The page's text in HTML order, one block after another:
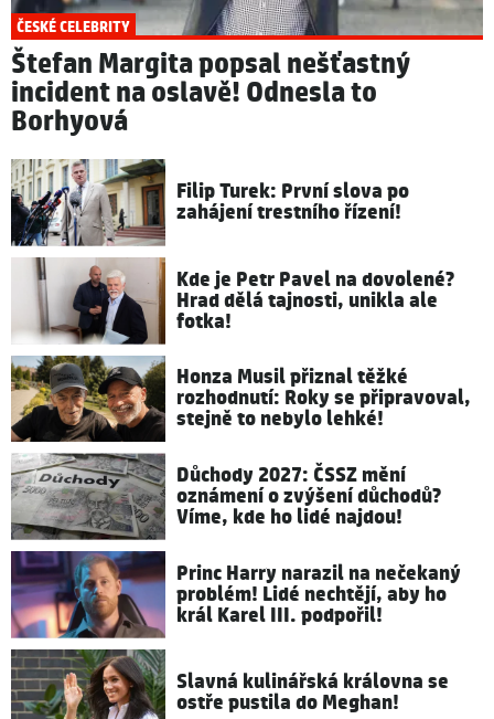
ČESKÉ CELEBRITY
Štefan Margita popsal nešťastný
incident na oslavě! Odnesla to
Borhyová
Filip Turek: První slova po
zahájení trestního řízení!
Kde je Petr Pavel na dovolené?
Hrad dělá tajnosti, unikla ale
fotka!
Honza Musil přiznal těžké
rozhodnutí: Roky se připravoval,
stejně to nebylo lehké!
Důchody 2027: ČSSZ mění
oznámení o zvýšení důchodů?
Víme, kde ho lidé najdou!
Princ Harry narazil na nečekaný
problém! Lidé nechtějí, aby ho
král Karel III. podpořil!
Slavná kulinářská královna se
ostře pustila do Meghan!